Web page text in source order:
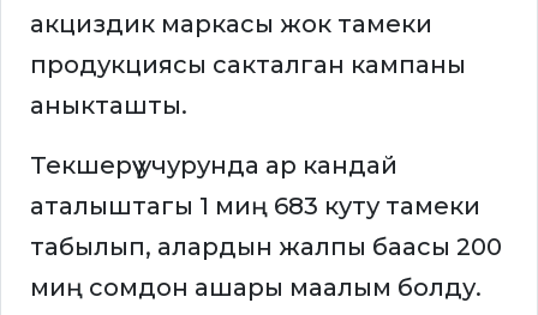
акциздик маркасы жок тамеки
продукциясы сакталган кампаны
аныкташты.
Текшерүү учурунда ар кандай
аталыштагы 1 миң 683 куту тамеки
табылып, алардын жалпы баасы 200
миң сомдон ашары маалым болду.